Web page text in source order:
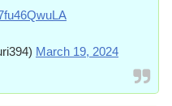
March 19, 2024